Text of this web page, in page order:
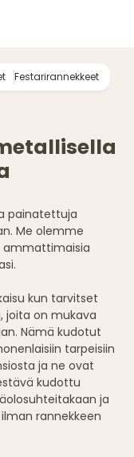
Festarirannekkeet
painatettuja
Me olemme
ammattimaisia
kun tarvitset
joita on mukava
Nämä kudotut
tarpeisiin
ja ne ovat
kudottu
ja
rannekkeen